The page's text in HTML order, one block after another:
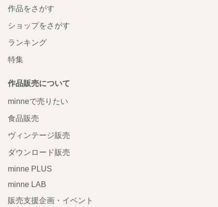
作品をさがす
ショップをさがす
ランキング
特集
作品販売について
minneで売りたい
食品販売
ヴィンテージ販売
ダウンロード販売
minne PLUS
minne LAB
販売支援企画・イベント